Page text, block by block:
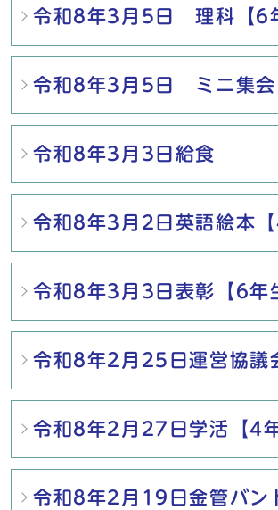
令和8年3月5日 理科【6
令和8年3月5日 ミニ集会
令和8年3月3日給食
令和8年3月2日英語絵本【
令和8年3月3日表彰【6年
令和8年2月25日運営協議
令和8年2月27日学活【4年
令和8年2月19日金管バン